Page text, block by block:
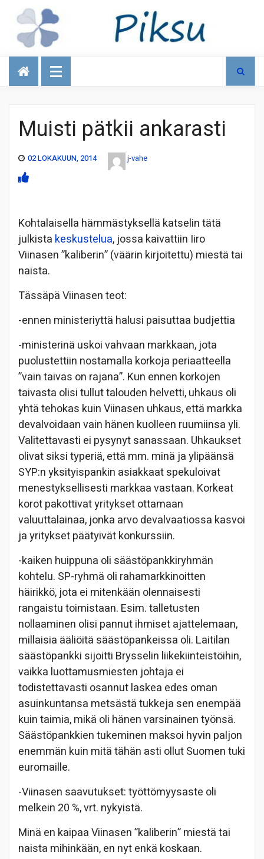
Talous
Muisti pätkii ankarasti
02 LOKAKUUN, 2014 j-vahe
Kohtalaisella hämmästyksellä katselin tätä
julkista keskustelua, jossa kaivattiin Iiro
Viinasen ”kaliberin” (väärin kirjoitettu) miestä tai
naista.
Tässäpä Viinasen teot:
-ennen ministeriyttä halusi paisuttaa budjettia
-ministerinä uskoi vahvaan markkaan, jota
puolustettiin nostamalla korkoja periaatteella
”vain taivas on rajana”. Kun ennen korkojen
taivasta olisi tullut talouden helvetti, uhkaus oli
yhtä tehokas kuin Viinasen uhkaus, että markka
devalvoidaan vain hänen kuolleen ruumiinsa yli.
Valitettavasti ei pysynyt sanassaan. Uhkaukset
olivat siksi typeriä, että mm. minä ja ylipäänsä
SYP:n yksityispankin asiakkaat spekuloivat
menestyksellisesti markkaa vastaan. Korkeat
korot pakottivat yritykset ottamaan
valuuttalainaa, jonka arvo devalvaatiossa kasvoi
ja yritykset päätyivät konkurssiin.
-kaiken huippuna oli säästöpankkiryhmän
kohtelu. SP-ryhmä oli rahamarkkinoitten
häirikkö, jota ei mitenkään olennaisesti
rangaistu toimistaan. Esim. talletusten
nollaaminen olisi pannut ihmiset ajattelemaan,
millaisia ääliöitä säästöpankeissa oli. Laitilan
säästöpankki sijoitti Brysselin liikekiinteistöihin,
vaikka luottamusmiesten johtaja ei
todistettavasti osannut laskea edes oman
asuinkuntansa metsästä tukkeja sen enempää
kuin taimia, mikä oli hänen varsinainen työnsä.
Säästöpankkien tukeminen maksoi hyvin paljon
enemmän kuin mitä tähän asti ollut Suomen tuki
euromaille.
-Viinasen saavutukset: työttömyysaste oli
melkein 20 %, vrt. nykyistä.
Minä en kaipaa Viinasen ”kaliberin” miestä tai
naista mihinkään, en nyt enkä koskaan.